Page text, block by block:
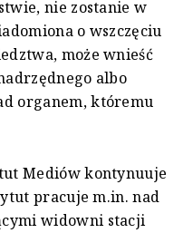
nie zostanie w
o wszczęciu
może wnieść
albo
organem, któremu
Mediów kontynuuje
pracuje m.in. nad
widowni stacji